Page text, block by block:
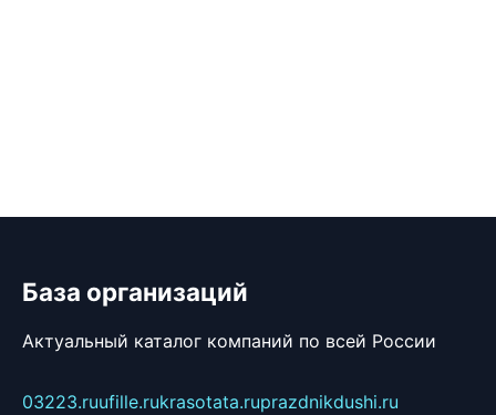
База организаций
Актуальный каталог компаний по всей России
03223.ruufille.rukrasotata.ruprazdnikdushi.ru